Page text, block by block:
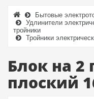
Бытовые
Удлинители
тройники
Тройники
Блок на 2
плоский